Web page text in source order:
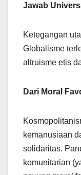
Jawab
Ketegangan
Globalisme
altruisme etis
Dari Moral
kemanusiaan
solidaritas.
komunitarian